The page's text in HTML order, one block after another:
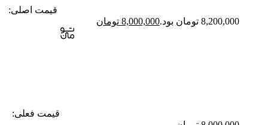
قیمت اصلی:
8,200,000 تومان بود.
8,000,000 تومان
قیمت فعلی: